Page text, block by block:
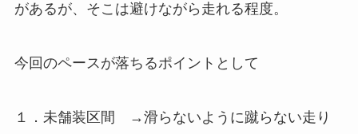
があるが、そこは避けながら走れる程度。
今回のペースが落ちるポイント として
１．未舗装区間 →滑らないように蹴らない走り